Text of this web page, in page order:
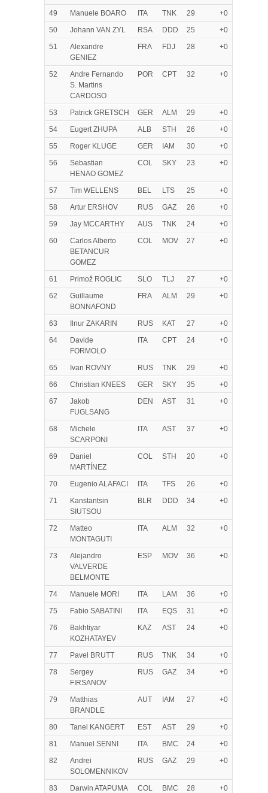
49
Manuele BOARO ITA TNK 29
+0
50
Johann VAN ZYL RSA DDD 25
+0
51
Alexandre
GENIEZ
FRA FDJ 28 +0
52
Andre Fernando
S. Martins
CARDOSO
POR CPT 32 +0
53 Patrick GRETSCH GER ALM 29
+0
54
Eugert ZHUPA ALB STH 26
+0
55
Roger KLUGE GER IAM 30
+0
56
Sebastian
HENAO GOMEZ
COL SKY 23 +0
57 Tim WELLENS BEL LTS 25
+0
58
Artur ERSHOV RUS GAZ 26
+0
59
Jay MCCARTHY AUS TNK 24
+0
60
Carlos Alberto
BETANCUR
GOMEZ
COL MOV 27 +0
61 Primož ROGLIC SLO TLJ 27
+0
62
Guillaume
BONNAFOND
FRA ALM 29 +0
63 Ilnur ZAKARIN RUS KAT 27
+0
64
Davide
FORMOLO
ITA CPT 24 +0
65 Ivan ROVNY RUS TNK 29
+0
66
Christian KNEES GER SKY 35
+0
67
Jakob
FUGLSANG
DEN AST 31 +0
68
Michele
SCARPONI
ITA AST 37 +0
69
Daniel
MARTÍNEZ
COL STH 20 +0
70 Eugenio ALAFACI ITA TFS 26
+0
71
Kanstantsin
SIUTSOU
BLR DDD 34 +0
72
Matteo
MONTAGUTI
ITA ALM 32 +0
73
Alejandro
VALVERDE
BELMONTE
ESP MOV 36 +0
74 Manuele MORI ITA LAM 36
+0
75
Fabio SABATINI ITA EQS 31
+0
76
Bakhtiyar
KOZHATAYEV
KAZ AST 24 +0
77 Pavel BRUTT RUS TNK 34
+0
78
Sergey
FIRSANOV
RUS GAZ 34 +0
79
Matthias
BRANDLE
AUT IAM 27 +0
80 Tanel KANGERT EST AST 29
+0
81
Manuel SENNI ITA BMC 24
+0
82
Andrei
SOLOMENNIKOV
RUS GAZ 29 +0
83
Darwin ATAPUMA
COL BMC 28 +0